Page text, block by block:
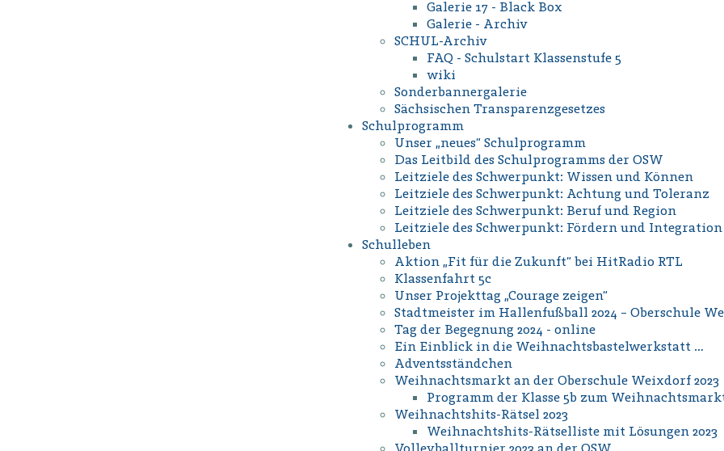
Galerie 17 - Black Box
Galerie - Archiv
SCHUL-Archiv
FAQ - Schulstart Klassenstufe 5
wiki
Sonderbannergalerie
Sächsischen Transparenzgesetzes
Schulprogramm
Unser „neues“ Schulprogramm
Das Leitbild des Schulprogramms der OSW
Leitziele des Schwerpunkt: Wissen und Können
Leitziele des Schwerpunkt: Achtung und Toleranz
Leitziele des Schwerpunkt: Beruf und Region
Leitziele des Schwerpunkt: Fördern und Integration
Schulleben
Aktion „Fit für die Zukunft“ bei HitRadio RTL
Klassenfahrt 5c
Unser Projekttag „Courage zeigen“
Stadtmeister im Hallenfußball 2024 – Oberschule
Tag der Begegnung 2024 - online
Ein Einblick in die Weihnachtsbastelwerkstatt …
Adventsständchen
Weihnachtsmarkt an der Oberschule Weixdorf 2023
Programm der Klasse 5b zum
Weihnachtshits-Rätsel 2023
Weihnachtshits-Rätselliste mit Lösungen 2023
Volleyballturnier 2023 an der OSW